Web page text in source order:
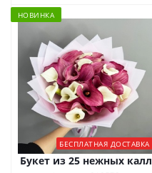
НОВИНКА
БЕСПЛАТНАЯ ДОСТАВКА
Букет из 25 нежных калл